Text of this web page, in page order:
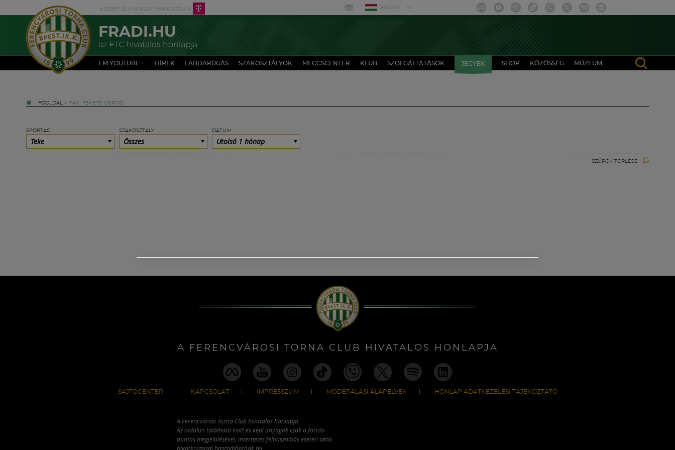
MAGYAR
FRADI.HU
az FTC hivatalos honlapja
FM YOUTUBE + HÍREK LABDARÚGÁS SZAKOSZTÁLYOK MECCSCENTER KLUB SZOLGÁLTATÁSOK JEGYEK SHOP KÖZÖSSÉG MÚZEUM
FŐOLDAL » TAG: FEKETE GERGŐ
SPORTÁG
Teke
SZAKOSZTÁLY
Összes
DÁTUM
Utolsó 1 hónap
SZŰRŐK TÖRLÉSE
A FERENCVÁROSI TORNA CLUB HIVATALOS HONLAPJA
SAJTÓCENTER KAPCSOLAT IMPRESSZUM MODERÁLÁSI ALAPELVEK HONLAP ADATKEZELÉSI TÁJÉKOZTATÓ
A Ferencvárosi Torna Club hivatalos honlapja
Az oldalon található írott és képi anyagok csak a forrás
pontos megjelölésével, internetes felhasználás esetén aktív
hivatkozással használhatóak fel.